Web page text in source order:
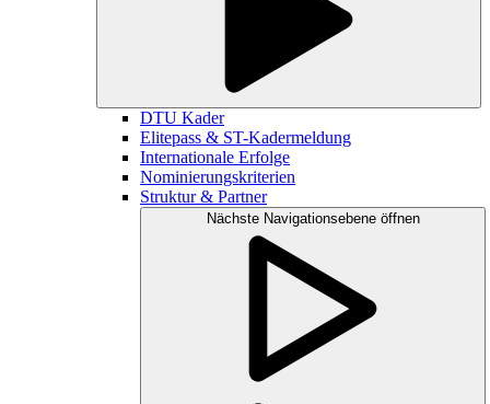
DTU Kader
Elitepass & ST-Kadermeldung
Internationale Erfolge
Nominierungskriterien
Struktur & Partner
Nächste Navigationsebene öffnen